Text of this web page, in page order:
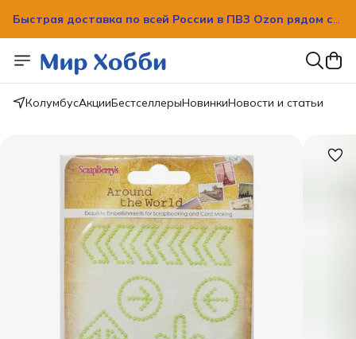
Быстрая доставка по всей России в ПВЗ Ozon рядом с
Быстрая доставка по всей России в ПВЗ Ozon рядом с
вашим домом!
КолумбусАкцииБестселлерыНовинкиНовости и статьи